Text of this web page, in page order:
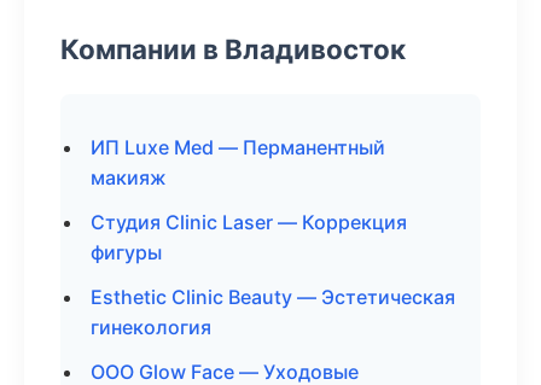
Компании в Владивосток
ИП Luxe Med — Перманентный
макияж
Студия Clinic Laser — Коррекция
фигуры
Esthetic Clinic Beauty — Эстетическая
гинекология
ООО Glow Face — Уходовые